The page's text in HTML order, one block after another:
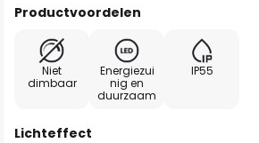
Productvoordelen
Niet
dimbaar
Energiezui
nig en
duurzaam
IP55
Lichteffect